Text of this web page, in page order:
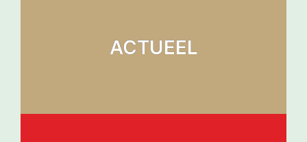
ACTUEEL